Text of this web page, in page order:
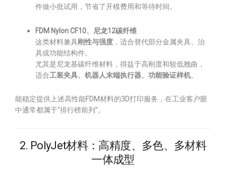
件做小批试用，节省了开模费用和等待时间。
FDM Nylon CF10、尼龙12碳纤维
这类材料兼具刚性与强度 ，适合替代部分金属夹具、治
具或功能结构件。
尤其是尼龙基碳纤维材料，得益于高刚度和较低翘曲，
适合工装夹具、机器人末端执行器、功能验证样机。
能稳定提供上述高性能FDM材料的3D打印服务，在工业客户眼
中通常都属于“排行榜前列”。
2. PolyJet材料：高精度、多色、多材料
一体成型